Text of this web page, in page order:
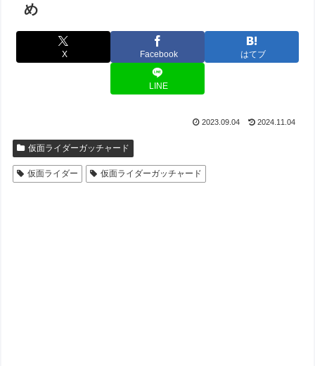
め
X Facebook はてブ
LINE
2023.09.04 2024.11.04
仮面ライダーガッチャード
仮面ライダー 仮面ライダーガッチャード